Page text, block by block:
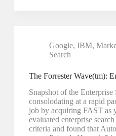
Google, IBM,
Search
The Forrester Wave(tm):
Snapshot of the
consolodating at a rapid
job by acquiring FAST as
evaluated enterprise
criteria and found that